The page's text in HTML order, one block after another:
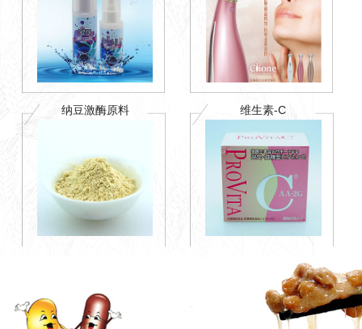
纳豆激酶原料 维生素-C